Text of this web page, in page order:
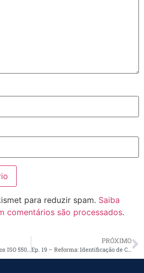
para reduzir spam. Saiba
comentários são processados.
PRÓXIMO
Ep. 19 – Reforma: Identificação de Circuitos – Reforma de uma Instalação Elétrica –Documentário